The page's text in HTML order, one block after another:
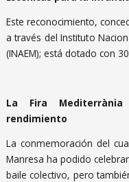
Este reconocimiento,
a través del Instituto
(INAEM); está dotado con
La Fira
rendimiento
La conmemoración del
Manresa ha podido
baile colectivo, pero